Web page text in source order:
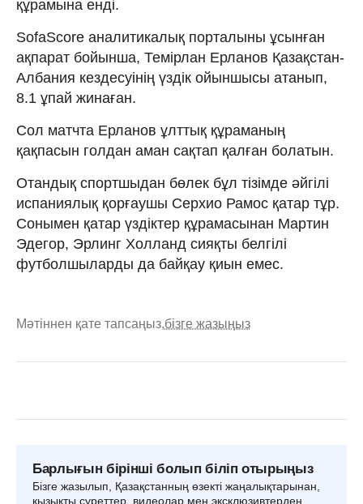
құрамына енді.
SofaScore аналитикалық порталыны ұсынған
ақпарат бойынша, Темірлан Ерланов Қазақстан-
Албания кездесуінің үздік ойыншысы атанып,
8.1 ұпай жинаған.
Сол матчта Ерланов ұлттық құраманың
қақпасын голдан аман сақтап қалған болатын.
Отандық спортшыдан бөлек бұл тізімде әйгілі
испаниялық қорғаушы Серхио Рамос қатар тұр.
Сонымен қатар үздіктер құрамасынан Мартин
Эдегор, Эрлинг Холланд сияқты белгілі
футболшыларды да байқау қиын емес.
Мәтіннен қате тапсаңыз,бізге жазыңыз
Барлығын бірінші болып біліп отырыңыз
Бізге жазылып, Қазақстанның өзекті жаңалықтарынан,
қызықты суреттер, видеолар мен эксклюзивтерден